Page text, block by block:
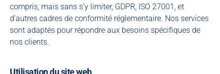
compris, mais sans s'y limiter, GDPR, ISO 27001, et
d'autres cadres de conformité réglementaire. Nos services
sont adaptés pour répondre aux besoins spécifiques de
nos clients.
Utilisation du site web